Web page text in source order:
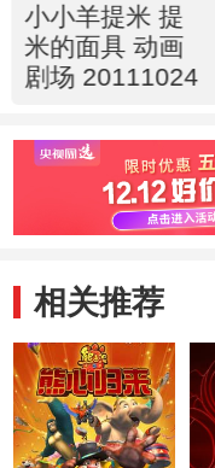
小小羊提米 提
米的面具 动画
剧场 20111024
相关推荐